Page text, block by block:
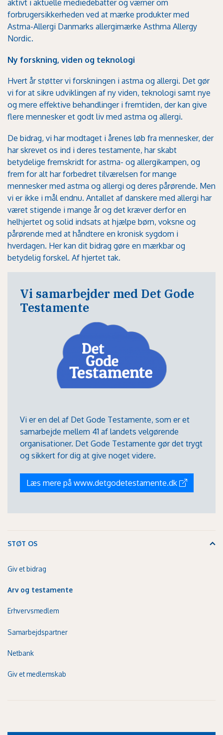
aktivt i aktuelle mediedebatter og værner om
forbrugersikkerheden ved at mærke produkter med
Astma-Allergi Danmarks allergimærke Asthma Allergy
Nordic.
Ny forskning, viden og teknologi
Hvert år støtter vi forskningen i astma og allergi. Det gør
vi for at sikre udviklingen af ny viden, teknologi samt nye
og mere effektive behandlinger i fremtiden, der kan give
flere mennesker et godt liv med astma og allergi.
De bidrag, vi har modtaget i årenes løb fra mennesker, der
har skrevet os ind i deres testamente, har skabt
betydelige fremskridt for astma- og allergikampen, og
frem for alt har forbedret tilværelsen for mange
mennesker med astma og allergi og deres pårørende. Men
vi er ikke i mål endnu. Antallet af danskere med allergi har
været stigende i mange år og det kræver derfor en
helhjertet og solid indsats at hjælpe børn, voksne og
pårørende med at håndtere en kronisk sygdom i
hverdagen. Her kan dit bidrag gøre en mærkbar og
betydelig forskel. Af hjertet tak.
Vi samarbejder med Det Gode
Testamente
Vi er en del af Det Gode Testamente, som er et
samarbejde mellem 41 af landets velgørende
organisationer. Det Gode Testamente gør det trygt
og sikkert for dig at give noget videre.
Læs mere på www.detgodetestamente.dk
STØT OS
Giv et bidrag
Arv og testamente
Erhvervsmedlem
Samarbejdspartner
Netbank
Giv et medlemskab